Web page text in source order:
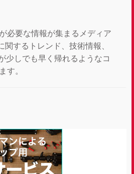
必要な情報が集まるメディア
関するトレンド、技術情報、
少しでも早く帰れるようなコ
す。